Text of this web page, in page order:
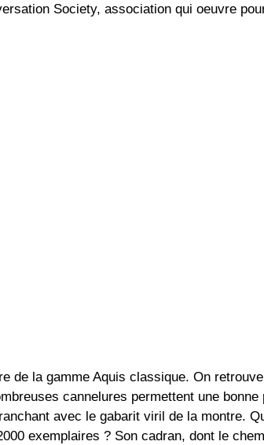
Society, association qui oeuvre
de la gamme Aquis classique. On
cannelures permettent une bonne
avec le gabarit viril de la montre.
exemplaires ? Son cadran, dont le